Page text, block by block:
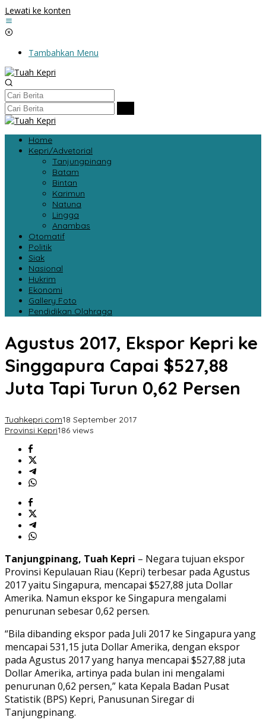
Lewati ke konten
Tambahkan Menu
Home
Kepri/Advetorial
Tanjungpinang
Batam
Bintan
Karimun
Natuna
Lingga
Anambas
Otomatif
Politik
Siak
Nasional
Hukrim
Ekonomi
Gallery Foto
Pendidikan Olahraga
Agustus 2017, Ekspor Kepri ke
Singgapura Capai $527,88
Juta Tapi Turun 0,62 Persen
Tuahkepri.com18 September 2017
Provinsi Kepri186 views
Tanjungpinang, Tuah Kepri – Negara tujuan ekspor
Provinsi Kepulauan Riau (Kepri) terbesar pada Agustus
2017 yaitu Singapura, mencapai $527,88 juta Dollar
Amerika. Namun ekspor ke Singapura mengalami
penurunan sebesar 0,62 persen.
“Bila dibanding ekspor pada Juli 2017 ke Singapura yang
mencapai 531,15 juta Dollar Amerika, dengan ekspor
pada Agustus 2017 yang hanya mencapai $527,88 juta
Dollar Amerika, artinya pada bulan ini mengalami
penurunan 0,62 persen,” kata Kepala Badan Pusat
Statistik (BPS) Kepri, Panusunan Siregar di
Tanjungpinang.